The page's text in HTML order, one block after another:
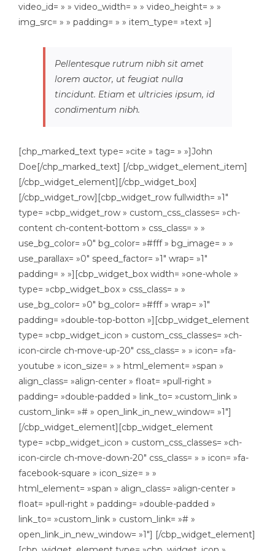
video_id= » » video_width= » » video_height= » »
img_src= » » padding= » » item_type= »text »]
Pellentesque rutrum nibh sit amet
lorem auctor, ut feugiat nulla
tincidunt. Etiam et ultricies ipsum, id
condimentum nibh.
[chp_marked_text type= »cite » tag= » »]John
Doe[/chp_marked_text] [/cbp_widget_element_item]
[/cbp_widget_element][/cbp_widget_box]
[/cbp_widget_row][cbp_widget_row fullwidth= »1″
type= »cbp_widget_row » custom_css_classes= »ch-
content ch-content-bottom » css_class= » »
use_bg_color= »0″ bg_color= »#fff » bg_image= » »
use_parallax= »0″ speed_factor= »1″ wrap= »1″
padding= » »][cbp_widget_box width= »one-whole »
type= »cbp_widget_box » css_class= » »
use_bg_color= »0″ bg_color= »#fff » wrap= »1″
padding= »double-top-botton »][cbp_widget_element
type= »cbp_widget_icon » custom_css_classes= »ch-
icon-circle ch-move-up-20″ css_class= » » icon= »fa-
youtube » icon_size= » » html_element= »span »
align_class= »align-center » float= »pull-right »
padding= »double-padded » link_to= »custom_link »
custom_link= »# » open_link_in_new_window= »1″]
[/cbp_widget_element][cbp_widget_element
type= »cbp_widget_icon » custom_css_classes= »ch-
icon-circle ch-move-down-20″ css_class= » » icon= »fa-
facebook-square » icon_size= » »
html_element= »span » align_class= »align-center »
float= »pull-right » padding= »double-padded »
link_to= »custom_link » custom_link= »# »
open_link_in_new_window= »1″] [/cbp_widget_element]